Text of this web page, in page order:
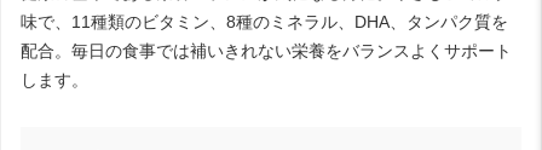
味で、11種類のビタミン、8種のミネラル、DHA、タンパク質を
配合。毎日の食事では補いきれない栄養をバランスよくサポート
します。